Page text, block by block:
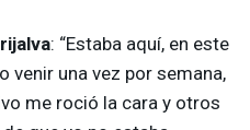
: “Estaba aquí, en este
venir una vez por semana,
me roció la cara y otros